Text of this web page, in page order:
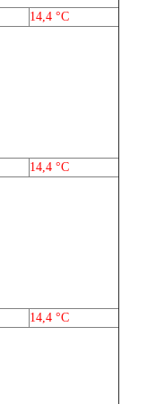
14,4 °C
14,4 °C
14,4 °C